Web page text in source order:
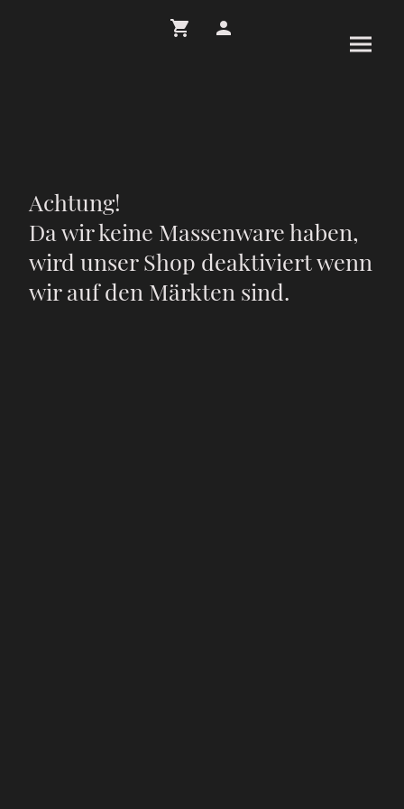
Achtung!
Da wir keine Massenware haben,
wird unser Shop deaktiviert wenn
wir auf den Märkten sind.